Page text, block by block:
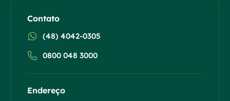
Contato
(48) 4042-0305
0800 048 3000
Endereço